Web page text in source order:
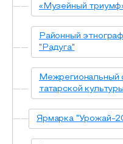
«Музейный
Районный
"Радуга"
Межрегиональный
татарской
Ярмарка "Урожай-